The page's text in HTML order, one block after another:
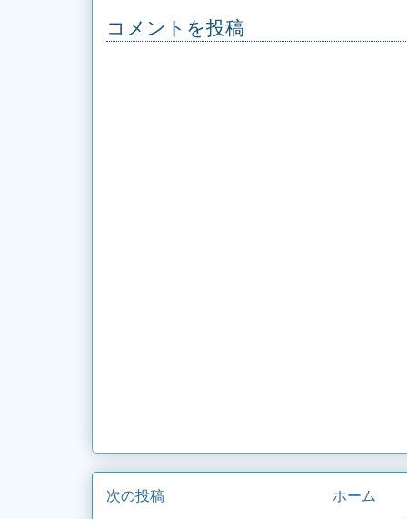
コメントを投稿
次の投稿 ホーム